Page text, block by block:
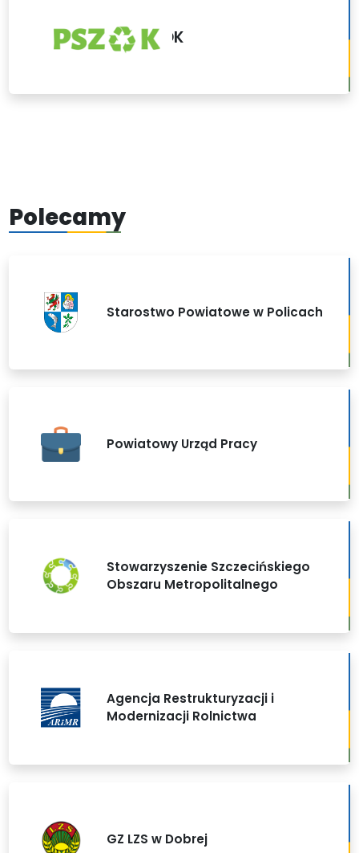
PSZOK
Polecamy
Starostwo Powiatowe w Policach
Powiatowy Urząd Pracy
Stowarzyszenie Szczecińskiego
Obszaru Metropolitalnego
Agencja Restrukturyzacji i
Modernizacji Rolnictwa
GZ LZS w Dobrej